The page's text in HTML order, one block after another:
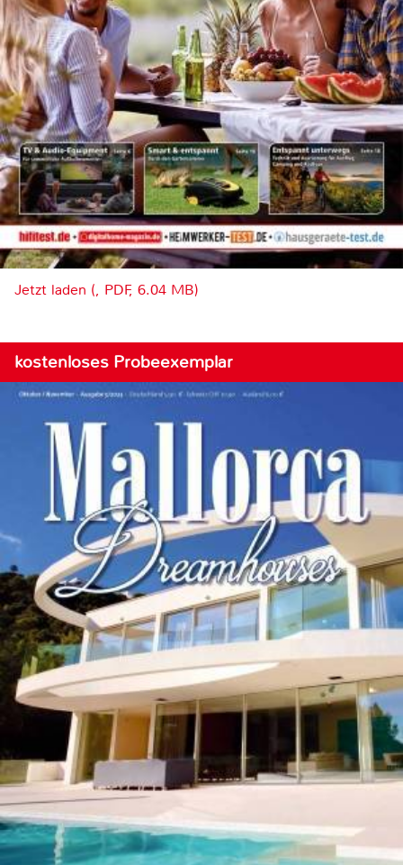
Jetzt laden (, PDF, 6.04 MB)
kostenloses Probeexemplar